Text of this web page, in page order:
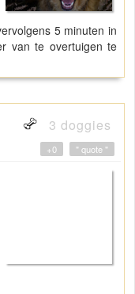
5 minuten in
van te overtuigen te
3 doggies
" quote "
+0